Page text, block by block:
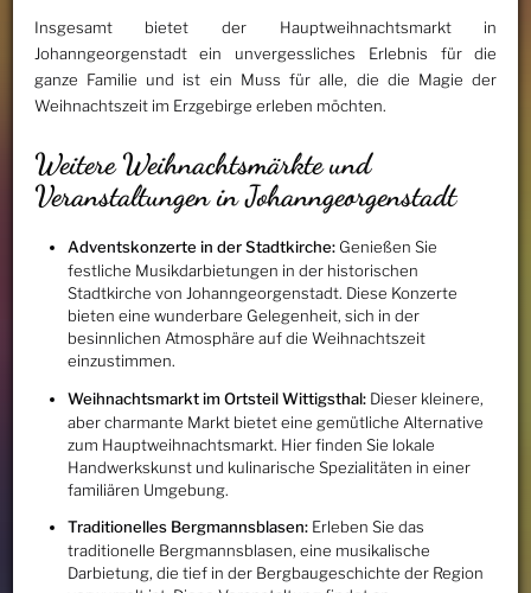
Insgesamt bietet der Hauptweihnachtsmarkt in
Johanngeorgenstadt ein unvergessliches Erlebnis für die
ganze Familie und ist ein Muss für alle, die die Magie der
Weihnachtszeit im Erzgebirge erleben möchten.
Weitere Weihnachtsmärkte und
Veranstaltungen in Johanngeorgenstadt
Adventskonzerte in der Stadtkirche:Genießen Sie
festliche Musikdarbietungen in der historischen
Stadtkirche von Johanngeorgenstadt. Diese Konzerte
bieten eine wunderbare Gelegenheit, sich in der
besinnlichen Atmosphäre auf die Weihnachtszeit
einzustimmen.
Weihnachtsmarkt im Ortsteil Wittigsthal:Dieser kleinere,
aber charmante Markt bietet eine gemütliche Alternative
zum Hauptweihnachtsmarkt. Hier finden Sie lokale
Handwerkskunst und kulinarische Spezialitäten in einer
familiären Umgebung.
Traditionelles Bergmannsblasen:Erleben Sie das
traditionelle Bergmannsblasen, eine musikalische
Darbietung, die tief in der Bergbaugeschichte der Region